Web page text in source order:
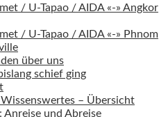
/ U-Tapao / AIDA «-» Angkor
/ U-Tapao / AIDA «-» Phnom
über uns
schief ging
– Übersicht
Anreise und Abreise